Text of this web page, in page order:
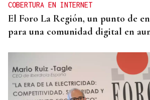
COBERTURA EN INTERNET
El Foro La Región, un punto de
para una comunidad digital en